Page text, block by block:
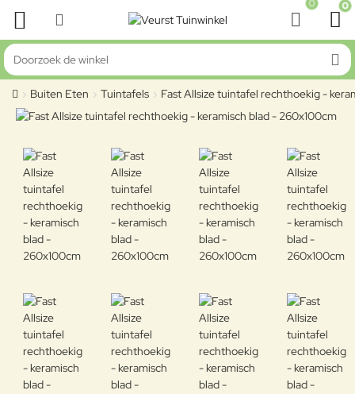
0 0
Doorzoek de winkel
home
Buiten Eten Tuintafels Fast Allsize tuintafel rechthoekig -